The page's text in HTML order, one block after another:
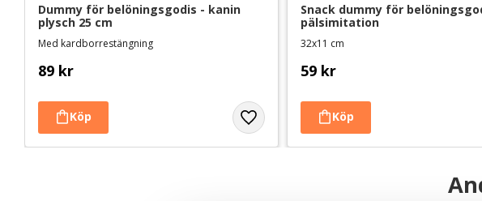
Dummy för belöningsgodis - kanin
plysch 25 cm
Med kardborrestängning
89 kr
Snack dummy för
pälsimitation
32x11 cm
59 kr